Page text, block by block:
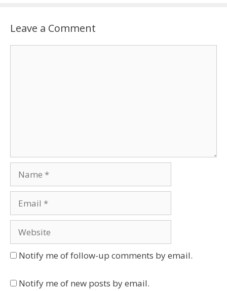
Leave a Comment
Notify me of follow-up comments by email.
Notify me of new posts by email.